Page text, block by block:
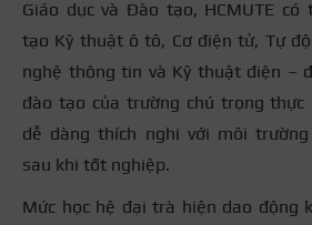
Giáo dục và Đào tạo, HCMUTE
tạo Kỹ thuật ô tô, Cơ điện tử, Tự
nghệ thông tin và Kỹ thuật điện –
đào tạo của trường chú trọng thực
dễ dàng thích nghi với môi
sau khi tốt nghiệp.
Mức học hệ đại trà hiện dao động